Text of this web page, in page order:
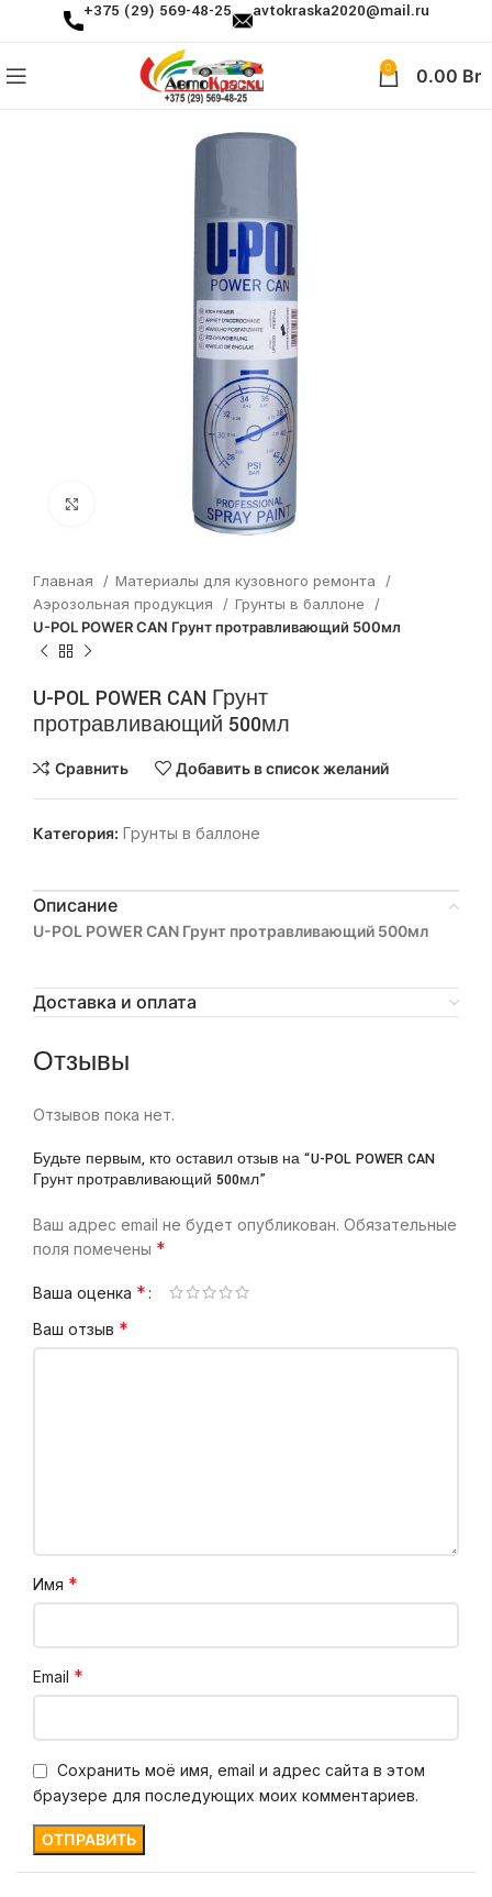
+375 (29) 569-48-25 avtokraska2020@mail.ru
0 0.00 Br
Нажмите, чтобы увеличить
Главная
Материалы для кузовного ремонта
Аэрозольная продукция
Грунты в баллоне
U-POL POWER CAN Грунт протравливающий 500мл
U-POL POWER CAN Грунт
протравливающий 500мл
Сравнить Добавить в список желаний
Категория: Грунты в баллоне
Описание
U-POL POWER CAN Грунт протравливающий 500мл
Доставка и оплата
Отзывы
Отзывов пока нет.
Будьте первым, кто оставил отзыв на “U-POL POWER CAN
Грунт протравливающий 500мл”
Ваш адрес email не будет опубликован. Обязательные
поля помечены *
Ваша оценка *
Ваш отзыв *
Имя *
Email *
Сохранить моё имя, email и адрес сайта в этом
браузере для последующих моих комментариев.